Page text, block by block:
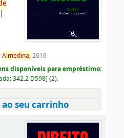
|
Almedina,2016
disponíveis para empréstimo:
342.2 D598] (2).
seu carrinho